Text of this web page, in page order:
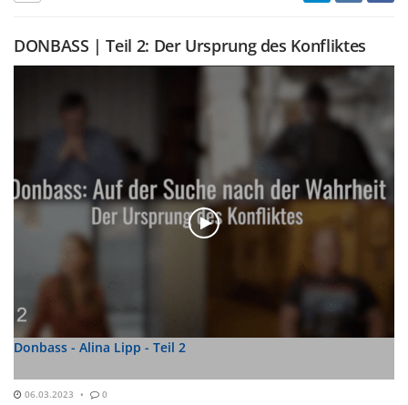
DONBASS | Teil 2: Der Ursprung des Konfliktes
Donbass - Alina Lipp - Teil 2
06.03.2023 0